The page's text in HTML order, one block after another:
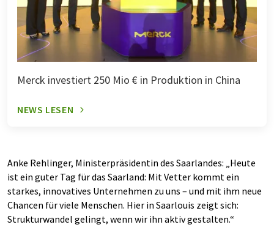
Merck investiert 250 Mio € in Produktion in China
NEWS LESEN
Anke Rehlinger, Ministerpräsidentin des Saarlandes: „Heute
ist ein guter Tag für das Saarland: Mit Vetter kommt ein
starkes, innovatives Unternehmen zu uns – und mit ihm neue
Chancen für viele Menschen. Hier in Saarlouis zeigt sich:
Strukturwandel gelingt, wenn wir ihn aktiv gestalten.“